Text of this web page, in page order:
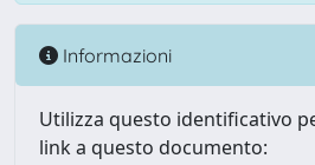
Informazioni
Utilizza questo identificativo
link a questo documento: